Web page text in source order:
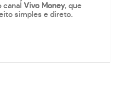
canalVivo Money, que
simples e direto.